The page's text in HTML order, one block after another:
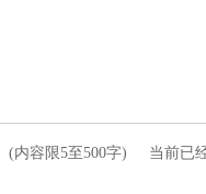
(内容限5至500字) 当前已